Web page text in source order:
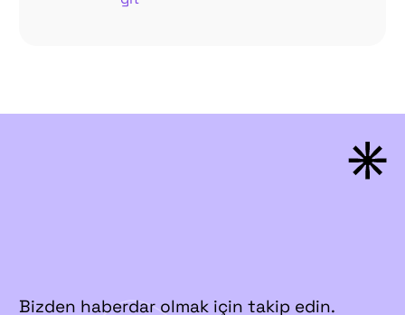
Bizden haberdar olmak için takip edin.